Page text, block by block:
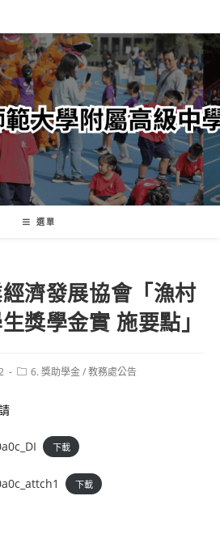
選單
濟發展協會「漁村
獎學金實 施要點」
Post6. 獎助學金/教務處公告
下載
下載